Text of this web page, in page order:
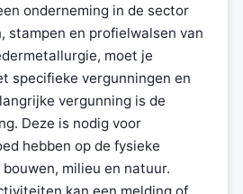
onderneming in de sector
stampen en profielwalsen van
moet je
specifieke vergunningen en
vergunning is de
Deze is nodig voor
hebben op de fysieke
milieu en natuur.